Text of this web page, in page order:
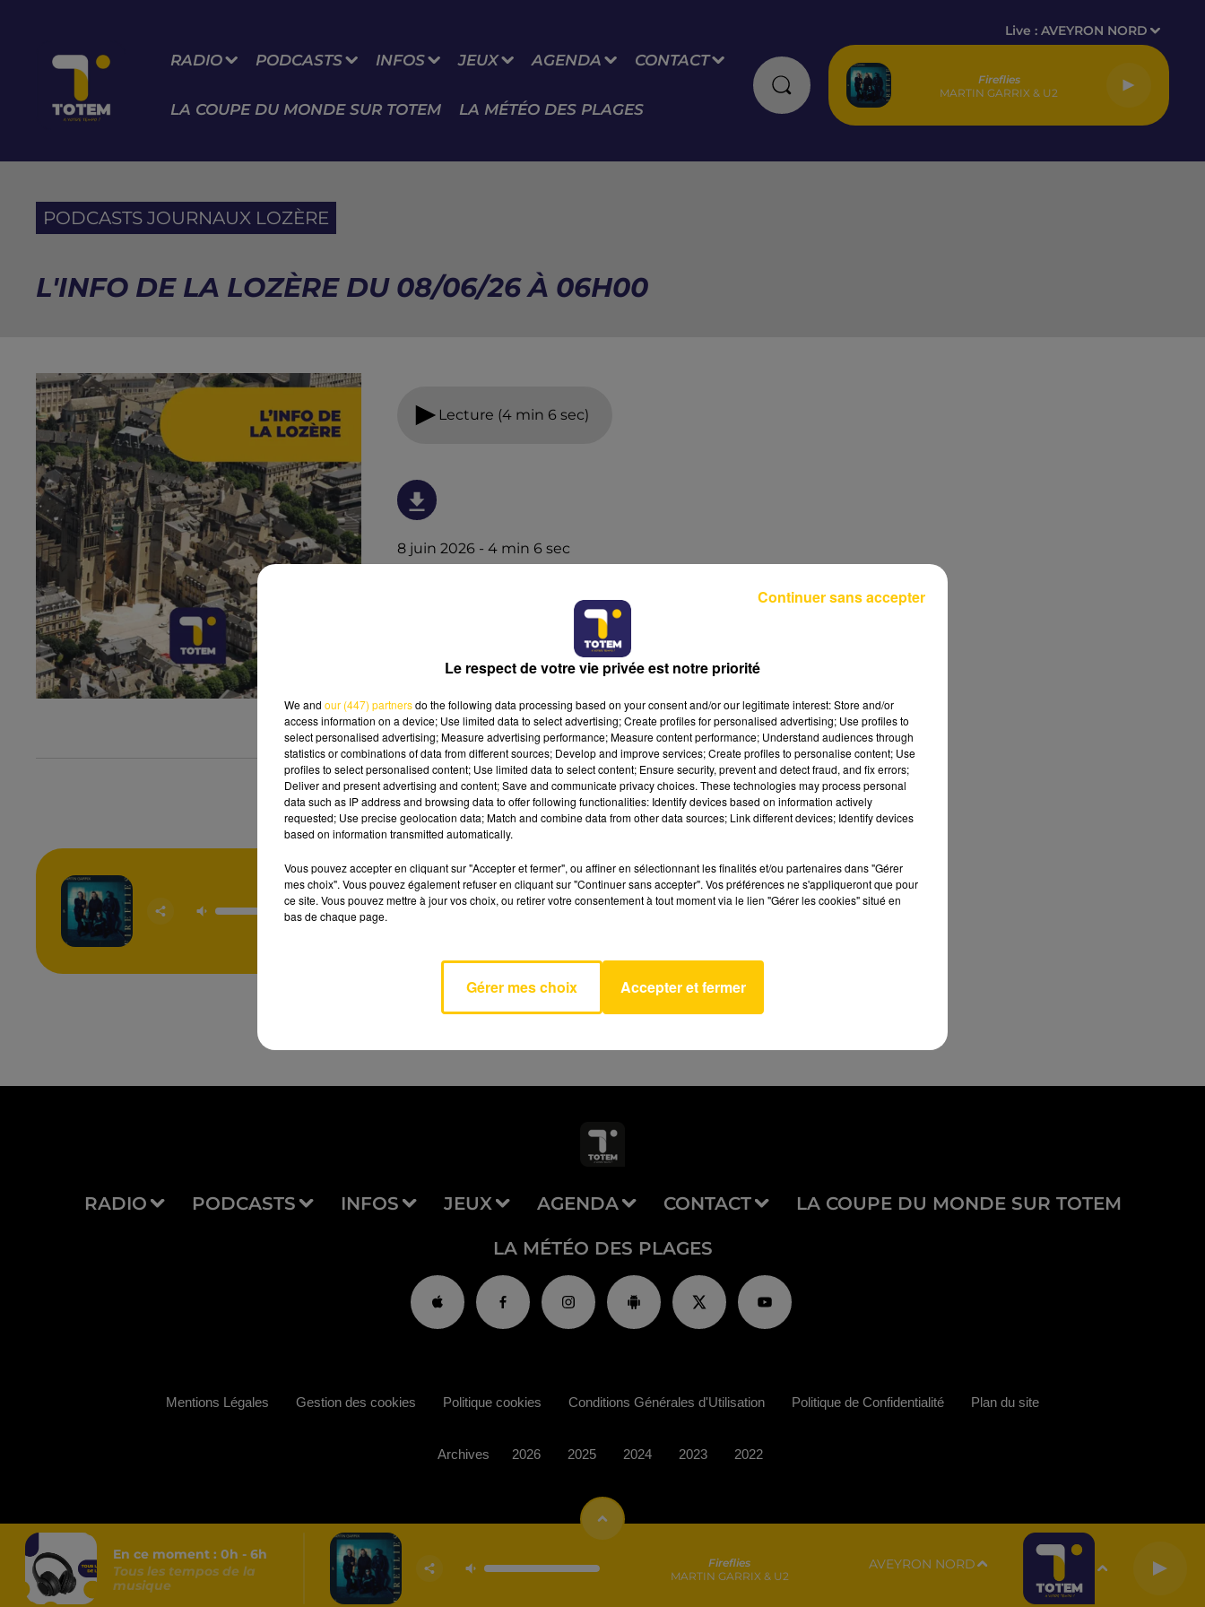
RADIO PODCASTS INFOS JEUX AGENDA CONTACT
LA COUPE DU MONDE SUR TOTEM LA MÉTÉO DES PLAGES
Live :AVEYRON NORD
Fireflies
MARTIN GARRIX & U2
PODCASTS JOURNAUX LOZÈRE
L'INFO DE LA LOZÈRE DU 08/06/26 À 06H00
Lecture (4 min 6 sec)
8 juin 2026 - 4 min 6 sec
Fireflies
MARTIN GARRIX
& U2
AVEYRON NORD
RADIO PODCASTS INFOS JEUX AGENDA CONTACT LA COUPE DU MONDE SUR TOTEM
LA MÉTÉO DES PLAGES
En ce moment : 0h - 6h
Tous les tempos de la
musique
Fireflies
MARTIN GARRIX & U2
AVEYRON NORD
Mentions Légales Gestion des cookies Politique cookies Conditions Générales d'Utilisation Politique de Confidentialité Plan du site
Archives 2026 2025 2024 2023 2022
Le respect de votre vie privée est notre priorité
We and our (447) partnersdo the following data processing based on your consent and/or our legitimate interest: Store and/or
access information on a device; Use limited data to select advertising; Create profiles for personalised advertising; Use profiles to
select personalised advertising; Measure advertising performance; Measure content performance; Understand audiences through
statistics or combinations of data from different sources; Develop and improve services; Create profiles to personalise content; Use
profiles to select personalised content; Use limited data to select content; Ensure security, prevent and detect fraud, and fix errors;
Deliver and present advertising and content; Save and communicate privacy choices. These technologies may process personal
data such as IP address and browsing data to offer following functionalities: Identify devices based on information actively
requested; Use precise geolocation data; Match and combine data from other data sources; Link different devices; Identify devices
based on information transmitted automatically.
Vous pouvez accepter en cliquant sur "Accepter et fermer", ou affiner en sélectionnant les finalités et/ou partenaires dans "Gérer
mes choix". Vous pouvez également refuser en cliquant sur "Continuer sans accepter". Vos préférences ne s'appliqueront que pour
ce site. Vous pouvez mettre à jour vos choix, ou retirer votre consentement à tout moment via le lien "Gérer les cookies" situé en
bas de chaque page.
Gérer mes choix Accepter et fermer
Continuer sans accepter